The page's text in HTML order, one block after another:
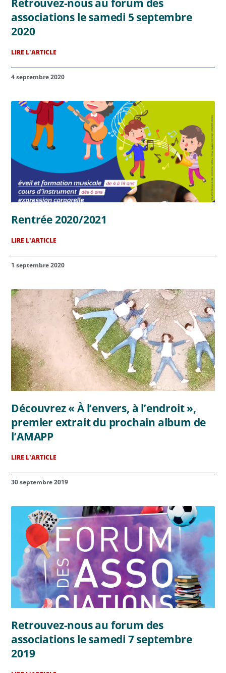
Retrouvez-nous au forum des
associations le samedi 5 septembre
2020
LIRE L'ARTICLE
4 septembre 2020
Rentrée 2020/2021
LIRE L'ARTICLE
1 septembre 2020
Découvrez « À l’envers, à l’endroit »,
premier extrait du prochain album de
l’AMAPP
LIRE L'ARTICLE
30 septembre 2019
Retrouvez-nous au forum des
associations le samedi 7 septembre
2019